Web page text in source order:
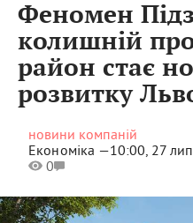
Феномен
колишній
район стає
розвитку
новини компаній
Економіка —10:00, 27
0